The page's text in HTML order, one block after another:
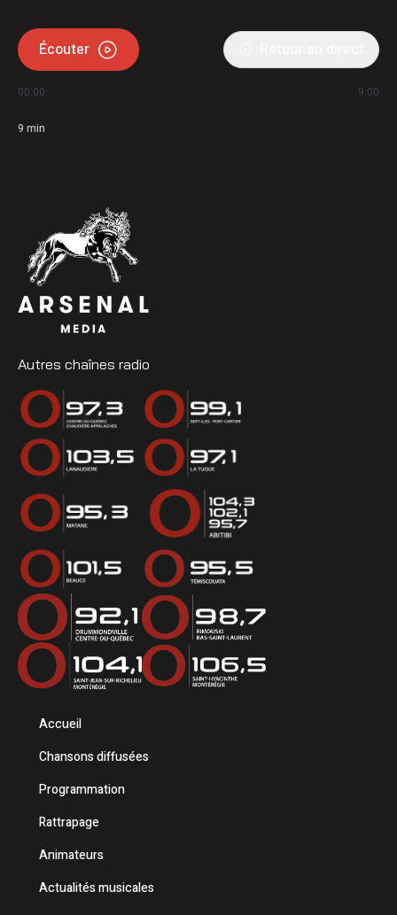
Écouter
00:00 9:00
9 min
Autres chaînes radio
Accueil
Chansons diffusées
Programmation
Rattrapage
Animateurs
Actualités musicales